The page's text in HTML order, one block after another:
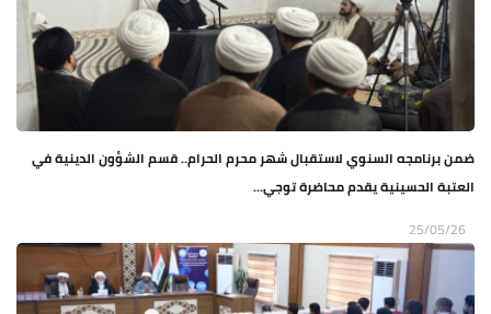
ضمن برنامجه السنوي لاستقبال شهر محرم الحرام.. قسم الشؤون الدينية في
العتبة الحسينية يقدم محاضرة توجي...
25/05/26